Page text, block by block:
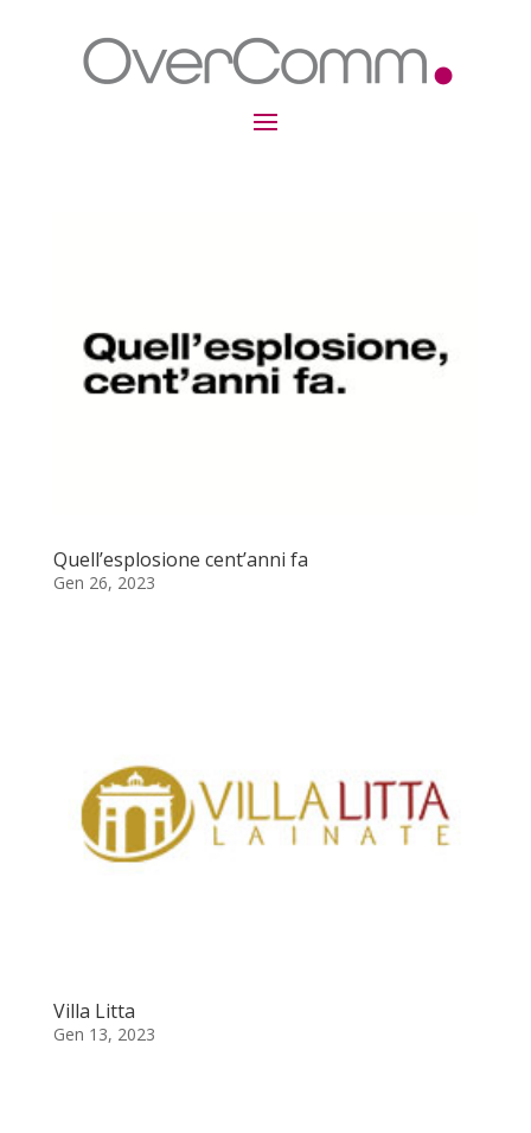
Quell’esplosione cent’anni fa
Gen 26, 2023
Villa Litta
Gen 13, 2023